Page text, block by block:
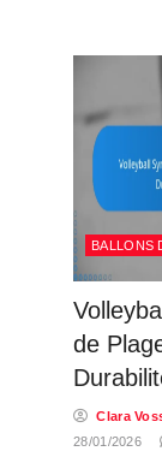
BALLONS
de
Clara
28/01/2026